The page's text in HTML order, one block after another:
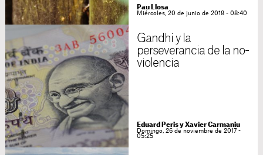
Pau Llosa
Miércoles, 20 de junio de 2018 - 08:40
Gandhi y la
perseverancia de la no-
violencia
Eduard Peris y Xavier Carmaniu
Domingo, 26 de noviembre de 2017 -
05:25